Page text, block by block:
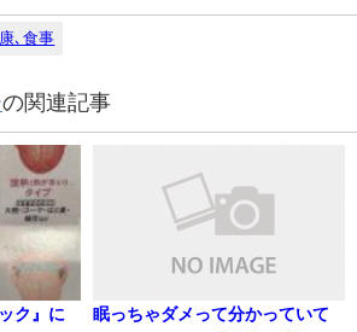
､食事
の関連記事
ク』に
眠っちゃダメって分かっていて